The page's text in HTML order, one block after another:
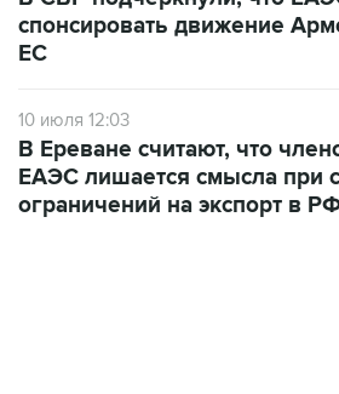
спонсировать движение
ЕС
10 июля 12:03
В Ереване считают, что
ЕАЭС лишается смысла при
ограничений на экспорт в